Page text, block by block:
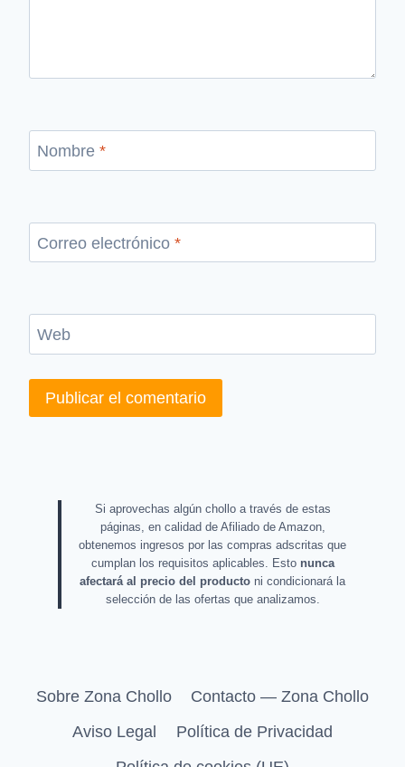
Nombre *
Correo electrónico *
Web
Si aprovechas algún chollo a través de estas
páginas, en calidad de Afiliado de Amazon,
obtenemos ingresos por las compras adscritas que
cumplan los requisitos aplicables. Esto nunca
afectará al precio del producto ni condicionará la
selección de las ofertas que analizamos.
Sobre Zona Chollo
Contacto — Zona Chollo
Aviso Legal
Política de Privacidad